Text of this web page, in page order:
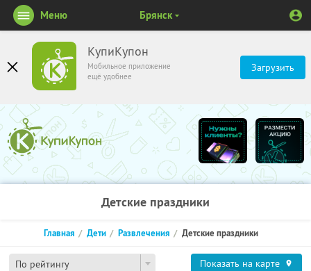
КупиКупон
Мобильное приложение
ещё удобнее
Загрузить
Меню Брянск
Детские праздники
По рейтингу
Главная Дети Развлечения Детские праздники
Показать на карте